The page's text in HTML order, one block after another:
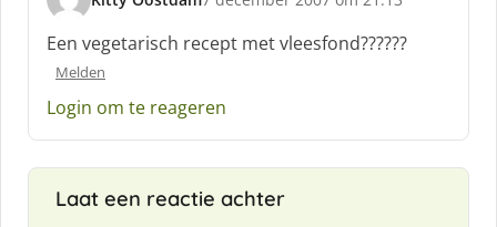
s
c
h
e
:
Een vegetarisch recept met vleesfond??????
Melden
Login om te reageren
Laat een reactie achter